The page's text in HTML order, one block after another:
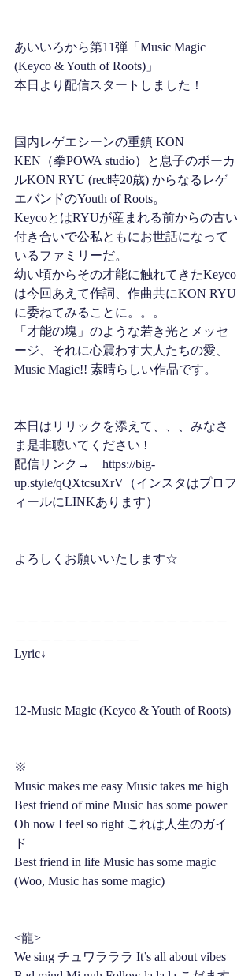
あいいろから第11弾「Music Magic
(Keyco & Youth of Roots)」
本日より配信スタートしました！
国内レゲエシーンの重鎮 KON
KEN（拳POWA studio）と息子のボーカ
ルKON RYU (rec時20歳) からなるレゲ
エバンドのYouth of Roots。
KeycoとはRYUが産まれる前からの古い
付き合いで公私ともにお世話になって
いるファミリーだ。
幼い頃からその才能に触れてきたKeyco
は今回あえて作詞、作曲共にKON RYU
に委ねてみることに。。。
「才能の塊」のような若き光とメッセ
ージ、それに心震わす大人たちの愛、
Music Magic!! 素晴らしい作品です。
本日はリリックを添えて、、、みなさ
ま是非聴いてください !
配信リンク→　https://big-
up.style/qQXtcsuXrV（インスタはプロフ
ィールにLINKあります）
よろしくお願いいたします☆
Lyric↓
12-Music Magic (Keyco & Youth of Roots)
※
Music makes me easy Music takes me high
Best friend of mine Music has some power
Oh now I feel so right これは人生のガイ
ド
Best friend in life Music has some magic
(Woo, Music has some magic)
<龍>
We sing チュワラララ It’s all about vibes